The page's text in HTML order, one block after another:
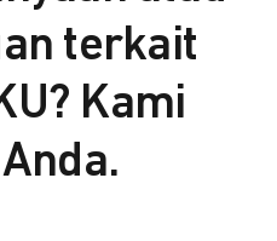
terkait
Kami